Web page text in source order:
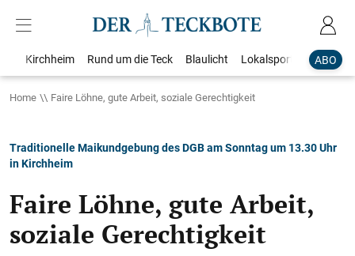
ABO
Kirchheim Rund um die Teck Blaulicht Lokalsport
Home Faire Löhne, gute Arbeit, soziale Gerechtigkeit
Traditionelle Maikundgebung des DGB am Sonntag um 13.30 Uhr
in Kirchheim
Faire Löhne, gute Arbeit,
soziale Gerechtigkeit